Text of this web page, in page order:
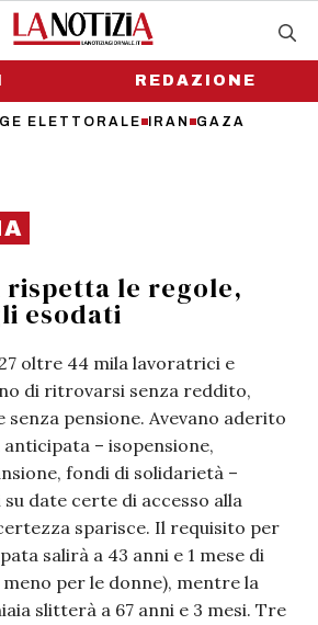
ELETTORALE IRAN GAZA
REDAZIONE
rispetta le regole,
esodati
oltre 44 mila lavoratrici e
di ritrovarsi senza reddito,
pensione. Avevano aderito
– isopensione,
fondi di solidarietà –
date certe di accesso alla
sparisce. Il requisito per
salirà a 43 anni e 1 mese di
per le donne), mentre la
slitterà a 67 anni e 3 mesi. Tre